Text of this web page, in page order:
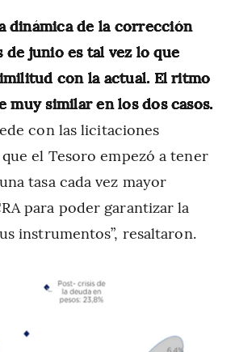
dinámica de la corrección
de junio es tal vez lo que
con la actual. El ritmo
muy similar en los dos casos.
con las licitaciones
el Tesoro empezó a tener
tasa cada vez mayor
para poder garantizar la
instrumentos”, resaltaron.